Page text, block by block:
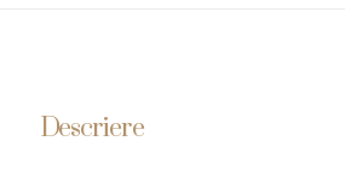
Descriere